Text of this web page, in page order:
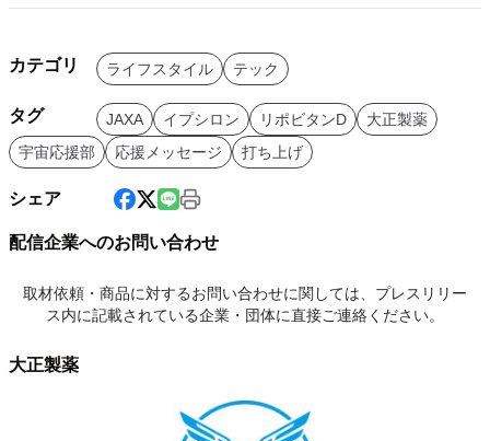
カテゴリ ライフスタイル テック
タグ JAXA イプシロン リポビタンD
大正製薬
宇宙応援部
応援メッセージ 打ち上げ
シェア
配信企業へのお問い合わせ
取材依頼・商品に対するお問い合わせに関しては、プレスリリー
ス内に記載されている企業・団体に直接ご連絡ください。
大正製薬